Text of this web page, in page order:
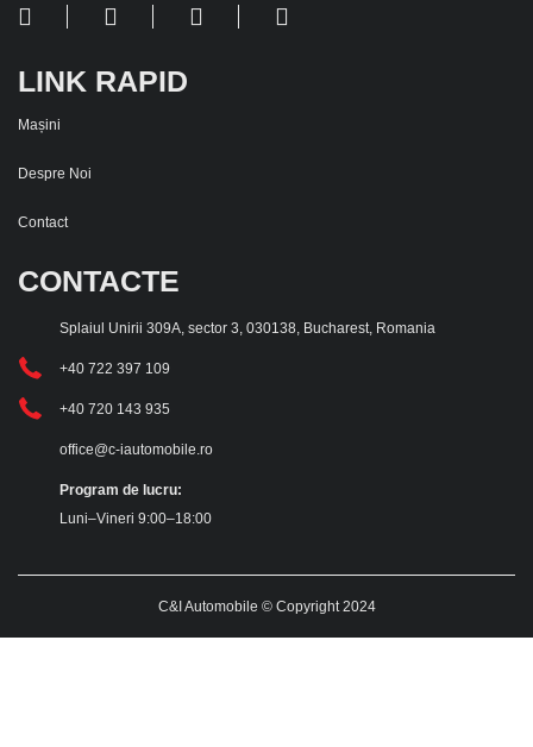
LINK RAPID
Mașini
Despre Noi
Contact
CONTACTE
Splaiul Unirii 309A, sector 3, 030138, Bucharest, Romania
+40 722 397 109
+40 720 143 935
office@c-iautomobile.ro
Program de lucru:
Luni–Vineri 9:00–18:00
C&I Automobile © Copyright 2024